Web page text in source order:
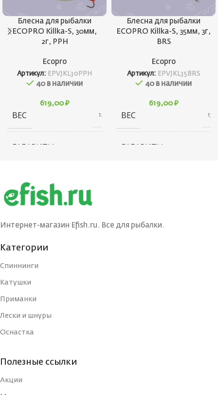
Блесна для рыбалки
ECOPRO Killka-S, 30мм,
2г, PPH
Ecopro
Артикул: EPVJKL30PPH
40 в наличии
619,00 ₽
ВЕС 12 г
ГАБАРИТЫ
УПАКОВКА
ИЗГОТОВИТЕЛЬ
Блесна для рыбалки
ECOPRO Killka-S, 35мм, 3г,
BRS
Ecopro
Артикул: EPVJKL35BRS
40 в наличии
619,00 ₽
ВЕС 13 г
ГАБАРИТЫ
Интернет-магазин Efish.ru. Все для рыбалки.
Категории
Спиннинги
Катушки
Приманки
Лески и шнуры
Оснастка
Полезные ссылки
Акции